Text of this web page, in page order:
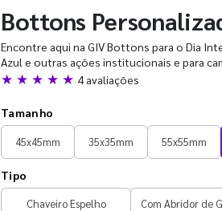
Bottons
Encontre aqui na GIV Bottons para o Dia
Azul e outras ações institucionais e para
★ ★ ★ ★ ★ 4 avaliações
Tamanho
45x45mm 35x35mm 55x55mm
Tipo
Chaveiro Espelho Com Abridor de